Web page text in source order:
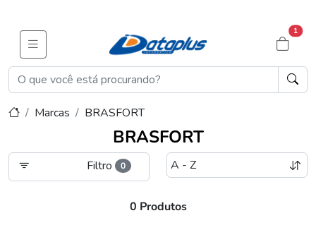
1
Marcas BRASFORT
BRASFORT
Filtro 0
0 Produtos